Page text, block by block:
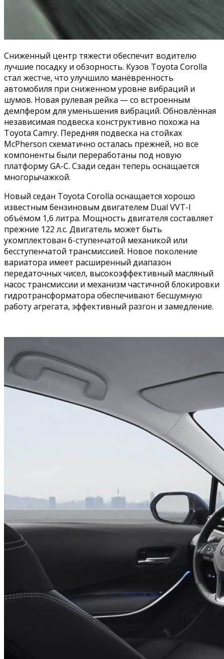
Сниженный центр тяжести обеспечит водителю
лучшие посадку и обзорность. Кузов Toyota Corolla
стал жестче, что улучшило манёвренность
автомобиля при сниженном уровне вибраций и
шумов. Новая рулевая рейка — со встроенным
демпфером для уменьшения вибраций. Обновлённая
независимая подвеска конструктивно похожа на
Toyota Camry. Передняя подвеска на стойках
McPherson схематично осталась прежней, но все
компоненты были переработаны под новую
платформу GA-C. Сзади седан теперь оснащается
многорычажкой.
Новый седан Toyota Corolla оснащается хорошо
известным бензиновым двигателем Dual VVT-I
объёмом 1,6 литра. Мощность двигателя составляет
прежние 122 л.с. Двигатель может быть
укомплектован 6-ступенчатой механикой или
бесступенчатой трансмиссией. Новое поколение
вариатора имеет расширенный диапазон
передаточных чисел, высокоэффективный масляный
насос трансмиссии и механизм частичной блокировки
гидротрансформатора обеспечивают бесшумную
работу агрегата, эффективный разгон и замедление.